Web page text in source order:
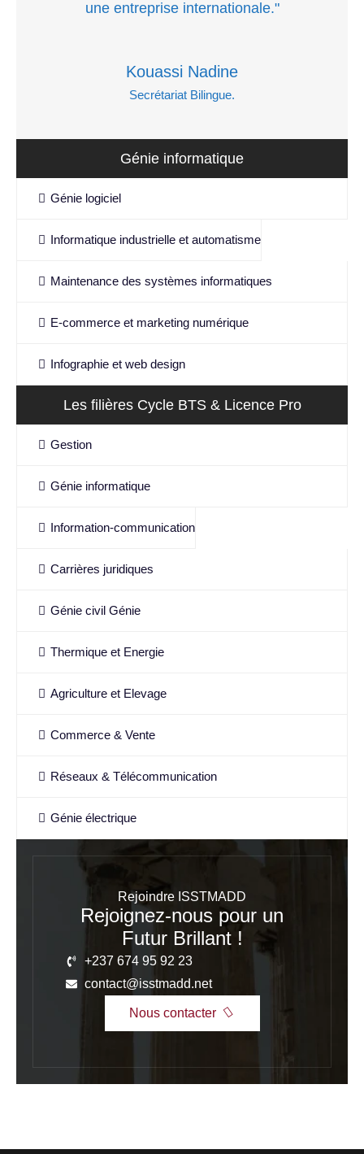
une entreprise internationale."
Kouassi Nadine
Secrétariat Bilingue.
Génie informatique
Génie logiciel
Informatique industrielle et automatisme
Maintenance des systèmes informatiques
E-commerce et marketing numérique
Infographie et web design
Les filières Cycle BTS & Licence Pro
Gestion
Génie informatique
Information-communication
Carrières juridiques
Génie civil Génie
Thermique et Energie
Agriculture et Elevage
Commerce & Vente
Réseaux & Télécommunication
Génie électrique
Rejoindre ISSTMADD
Rejoignez-nous pour un
Futur Brillant !
+237 674 95 92 23
contact@isstmadd.net
Nous contacter